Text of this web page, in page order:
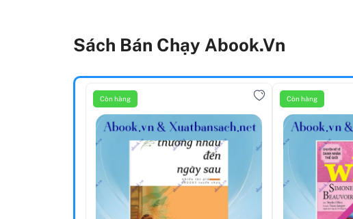
Sách Bán Chạy Abook.vn
Còn hàng Còn hàng